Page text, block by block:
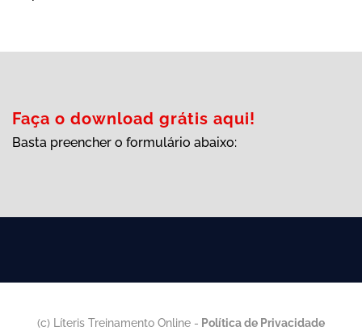
Faça o download grátis aqui!
Basta preencher o formulário abaixo:
(c) Líteris Treinamento Online - Política de Privacidade